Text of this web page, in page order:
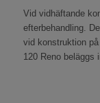
Vid vidhäftande
efterbehandling.
vid konstruktion
120 Reno beläggs